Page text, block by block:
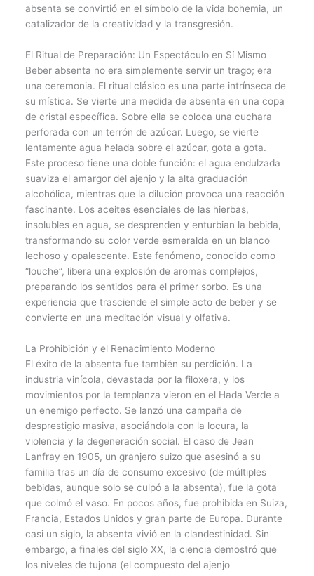
absenta se convirtió en el símbolo de la vida bohemia, un
catalizador de la creatividad y la transgresión.
El Ritual de Preparación: Un Espectáculo en Sí Mismo
Beber absenta no era simplemente servir un trago; era
una ceremonia. El ritual clásico es una parte intrínseca de
su mística. Se vierte una medida de absenta en una copa
de cristal específica. Sobre ella se coloca una cuchara
perforada con un terrón de azúcar. Luego, se vierte
lentamente agua helada sobre el azúcar, gota a gota.
Este proceso tiene una doble función: el agua endulzada
suaviza el amargor del ajenjo y la alta graduación
alcohólica, mientras que la dilución provoca una reacción
fascinante. Los aceites esenciales de las hierbas,
insolubles en agua, se desprenden y enturbian la bebida,
transformando su color verde esmeralda en un blanco
lechoso y opalescente. Este fenómeno, conocido como
“louche”, libera una explosión de aromas complejos,
preparando los sentidos para el primer sorbo. Es una
experiencia que trasciende el simple acto de beber y se
convierte en una meditación visual y olfativa.
La Prohibición y el Renacimiento Moderno
El éxito de la absenta fue también su perdición. La
industria vinícola, devastada por la filoxera, y los
movimientos por la templanza vieron en el Hada Verde a
un enemigo perfecto. Se lanzó una campaña de
desprestigio masiva, asociándola con la locura, la
violencia y la degeneración social. El caso de Jean
Lanfray en 1905, un granjero suizo que asesinó a su
familia tras un día de consumo excesivo (de múltiples
bebidas, aunque solo se culpó a la absenta), fue la gota
que colmó el vaso. En pocos años, fue prohibida en Suiza,
Francia, Estados Unidos y gran parte de Europa. Durante
casi un siglo, la absenta vivió en la clandestinidad. Sin
embargo, a finales del siglo XX, la ciencia demostró que
los niveles de tujona (el compuesto del ajenjo